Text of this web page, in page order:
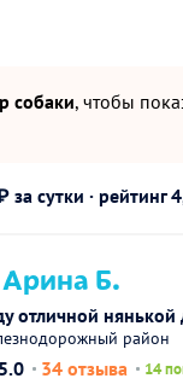
собаки, чтобы
сутки · рейтинг
Арина Б.
отличной
район
5.0 34 отзыва 14